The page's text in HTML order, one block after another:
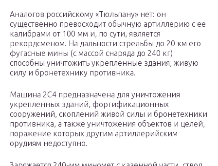
Аналогов российскому «Тюльпану» нет: он
существенно превосходит обычную артиллерию с ее
калибрами от 100 мм и, по сути, является
рекордсменом. На дальности стрельбы до 20 км его
фугасные мины (с массой снаряда до 240 кг)
способны уничтожить укрепленные здания, живую
силу и бронетехнику противника.
Машина 2С4 предназначена для уничтожения
укрепленных зданий, фортификационных
сооружений, скоплений живой силы и бронетехники
противника, а также уничтожения объектов и целей,
поражение которых другим артиллерийским
орудиям недоступно.